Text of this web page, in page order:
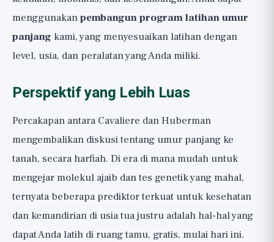
menggunakanpembangun program latihan umur
panjang kami, yang menyesuaikan latihan dengan
level, usia, dan peralatan yang Anda miliki.
Perspektif yang Lebih Luas
Percakapan antara Cavaliere dan Huberman
mengembalikan diskusi tentang umur panjang ke
tanah, secara harfiah. Di era di mana mudah untuk
mengejar molekul ajaib dan tes genetik yang mahal,
ternyata beberapa prediktor terkuat untuk kesehatan
dan kemandirian di usia tua justru adalah hal-hal yang
dapat Anda latih di ruang tamu, gratis, mulai hari ini.